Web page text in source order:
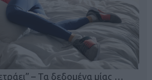
– Τα δεδομένα μίας …